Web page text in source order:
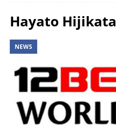
Hayato Hijikata
NEWS